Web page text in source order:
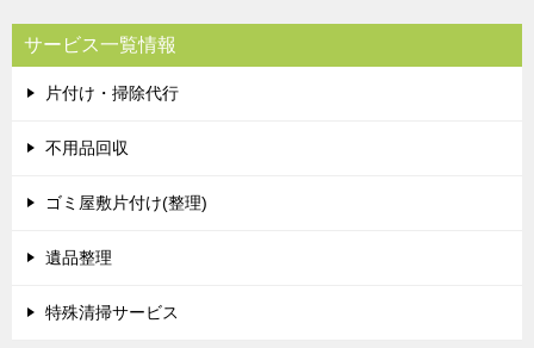
サービス一覧情報
片付け・掃除代行
不用品回収
ゴミ屋敷片付け(整理)
遺品整理
特殊清掃サービス